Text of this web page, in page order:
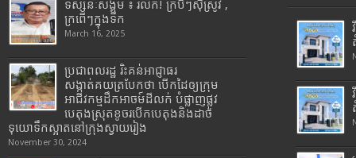
ទស្សនៈសង្គម ៖ រំលឹក! ក្របីៗស៊ីស្រូវ ,
ក្រពើៗក្នុងទឹក
March 16, 2025
ប្រជាពលរដ្ឋ រិះគន់អាជ្ញាធរ
សង្កាត់គយត្របែកថា បើកដៃឲ្យក្រុម
អាជីវកម្មដឹកអាចម៍ដីលក់ បំផ្លាញផ្លូវ
បេតុងស្រុតខូចរបើកបេតុងនិងដាច់
ទុយោទឹកស្អាតនៅក្រុងស្វាយរៀង
November 30, 2024